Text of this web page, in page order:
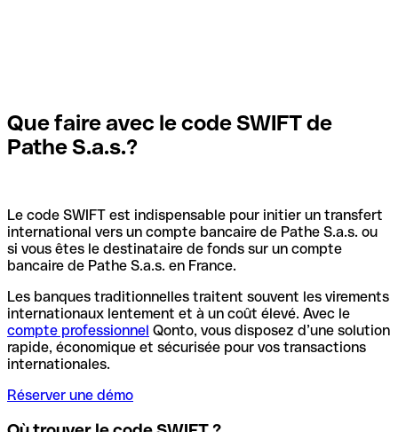
Que faire avec le code SWIFT de
Pathe S.a.s.?
Le code SWIFT est indispensable pour initier un transfert
international vers un compte bancaire de Pathe S.a.s. ou
si vous êtes le destinataire de fonds sur un compte
bancaire de Pathe S.a.s. en France.
Les banques traditionnelles traitent souvent les virements
internationaux lentement et à un coût élevé. Avec le
compte professionnel Qonto, vous disposez d’une solution
rapide, économique et sécurisée pour vos transactions
internationales.
Réserver une démo